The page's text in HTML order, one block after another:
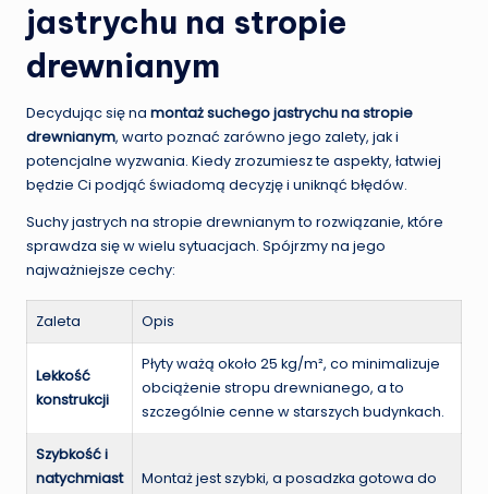
jastrychu na stropie
drewnianym
Decydując się na montaż suchego jastrychu na stropie
drewnianym, warto poznać zarówno jego zalety, jak i
potencjalne wyzwania. Kiedy zrozumiesz te aspekty, łatwiej
będzie Ci podjąć świadomą decyzję i uniknąć błędów.
Suchy jastrych na stropie drewnianym to rozwiązanie, które
sprawdza się w wielu sytuacjach. Spójrzmy na jego
najważniejsze cechy:
Zaleta Opis
Lekkość
konstrukcji
Płyty ważą około 25 kg/m², co minimalizuje
obciążenie stropu drewnianego, a to
szczególnie cenne w starszych budynkach.
Szybkość i
natychmiast
Montaż jest szybki, a posadzka gotowa do